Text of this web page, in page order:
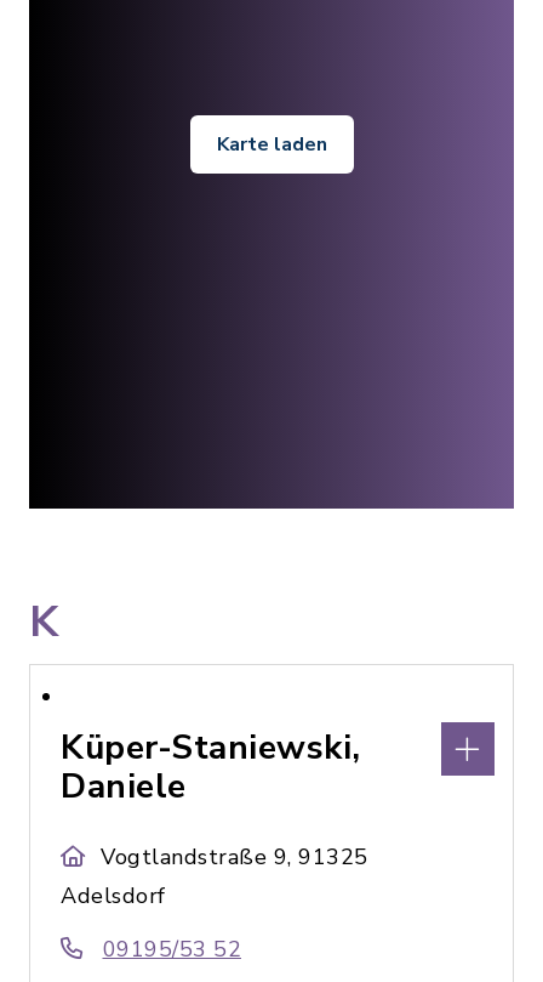
Karte laden
K
Küper-Staniewski,
Daniele
Vogtlandstraße 9, 91325
Adelsdorf
09195/53 52